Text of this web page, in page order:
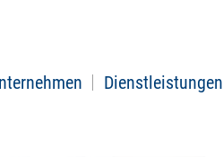
Dienstleistungen